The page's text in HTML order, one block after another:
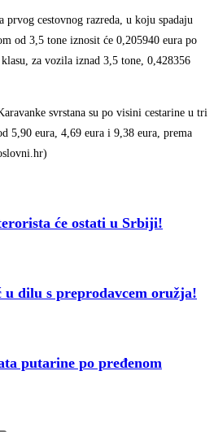
prvog cestovnog razreda, u koju spadaju
od 3,5 tone iznosit će 0,205940 eura po
za vozila iznad 3,5 tone, 0,428356
svrstana su po visini cestarine u tri
5,90 eura, 4,69 eura i 9,38 eura, prema
će ostati u Srbiji!
dilu s preprodavcem oružja!
putarine po pređenom